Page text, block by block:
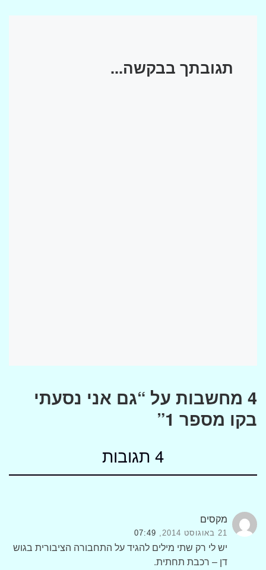
תגובתך בבקשה...
4 מחשבות על “גם אני נסעתי
בקו מספר 1”
4 תגובות
מקסים
21 באוגוסט 2014, 07:49
יש לי רק שתי מילים להגיד על התחבורה הציבורית בגוש
דן – רכבת תחתית.